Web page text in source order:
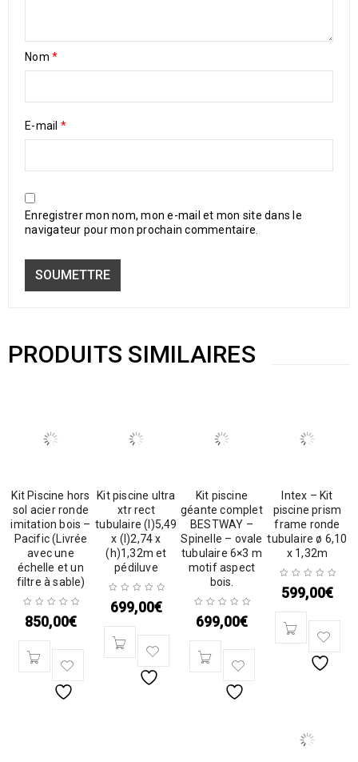
Nom *
E-mail *
Enregistrer mon nom, mon e-mail et mon site dans le
navigateur pour mon prochain commentaire.
PRODUITS SIMILAIRES
Kit Piscine hors
sol acier ronde
imitation bois –
Pacific (Livrée
avec une
échelle et un
filtre à sable)
850,00€
Kit piscine ultra
xtr rect
tubulaire (l)5,49
x (l)2,74 x
(h)1,32m et
pédiluve
699,00€
Kit piscine
géante complet
BESTWAY –
Spinelle – ovale
tubulaire 6×3 m
motif aspect
bois.
699,00€
Intex – Kit
piscine prism
frame ronde
tubulaire ø 6,10
x 1,32m
599,00€